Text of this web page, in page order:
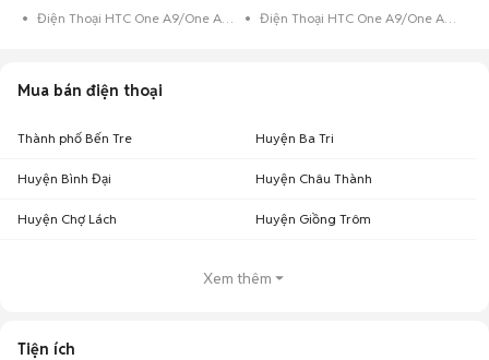
Điện Thoại HTC One A9/One A9s 16GB Đen
Điện Thoại HTC One A9/One A9s 16GB Bạc
Mua bán điện thoại
Thành phố Bến Tre Huyện Ba Tri
Huyện Bình Đại Huyện Châu Thành
Huyện Chợ Lách Huyện Giồng Trôm
Xem thêm
Tiện ích